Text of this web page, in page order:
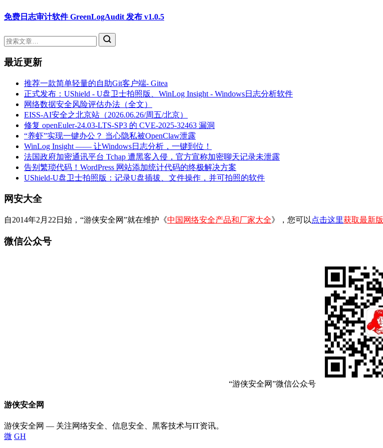
免费日志审计软件 GreenLogAudit 发布 v1.0.5
最近更新
推荐一款简单轻量的自助Git客户端- Gitea
正式发布：UShield - U盘卫士拍照版、WinLog Insight - Windows日志分析软件
网络数据安全风险评估办法（全文）
EISS-AI安全之北京站（2026.06.26/周五/北京）
修复 openEuler-24.03-LTS-SP3 的 CVE-2025-32463 漏洞
“养虾”实现一键办公？ 当心隐私被OpenClaw泄露
WinLog Insight —— 让Windows日志分析，一键到位！
法国政府加密通讯平台 Tchap 遭黑客入侵，官方宣称加密聊天记录未泄露
告别繁琐代码！WordPress 网站添加统计代码的终极解决方案
UShield-U盘卫士拍照版：记录U盘插拔、文件操作，并可拍照的软件
网安大全
自2014年2月22日始，“游侠安全网”就在维护《中国网络安全产品和厂家大全》，您可以 点击这里获取最新版
微信公众号
“游侠安全网”微信公众号
游侠安全网
游侠安全网 — 关注网络安全、信息安全、黑客技术与IT资讯。
微 GH